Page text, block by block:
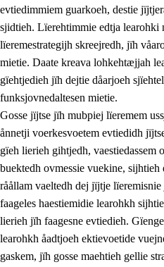
2.1 Sosijaale lïereme jïh
Maahtoe faagine
2.3 Vihkeles tjiehpiesvoeth
Dåaresthfaageles teemah
evtiedimmiem guarkoeh, destie
sjidtieh. Lïerehtimmie edtja learohki
lïeremestrategijh skreejredh, jïh
mietie. Daate kreava lohkehtæjjah
gïehtjedieh jïh dejtie dåarjoeh
funksjovnedaltesen mietie.
Gosse jïjtse jïh mubpiej lïeremem
ånnetji voerkesvoetem evtiedidh
gïeh lierieh gihtjedh, vaestiedassem
buektedh ovmessie vuekine, sijhtieh
råållam vaeltedh dej jïjtje
faageles haestiemidie learohkh
lierieh jïh faagesne evtiedieh.
learohkh åadtjoeh ektievoetide
gaskem, jïh gosse maehtieh gellie